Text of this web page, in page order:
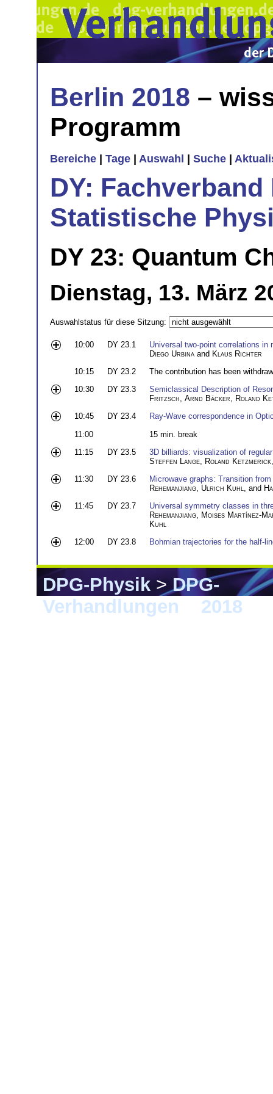
Berlin 2018 –
Programm
Bereiche Tage Auswahl Suche
DY:
Statistische
DY 23: Quantum
Dienstag, 13. März
Auswahlstatus für diese Sitzung:
10:00 DY 23.1
Universal two-point correlations
Diego Urbina and Klaus Richter
10:15
DY 23.2
The contribution has been
10:30
DY 23.3
Semiclassical Description of
Fritzsch Arnd Bäcker
Roland
10:45
DY 23.4
Ray-Wave correspondence in
11:00
15 min. break
11:15
DY 23.5
3D billiards: visualization of
Steffen Lange Roland Ketzmerick
11:30
DY 23.6
Microwave graphs: Transition
Rehemanjiang Ulrich Kuhl , and
11:45
DY 23.7
Universal symmetry classes in
Rehemanjiang Moises Martínez-
Kuhl
12:00
DY 23.8 Bohmian trajectories for the half-
DPG-Physik>DPG-
Verhandlungen
2018